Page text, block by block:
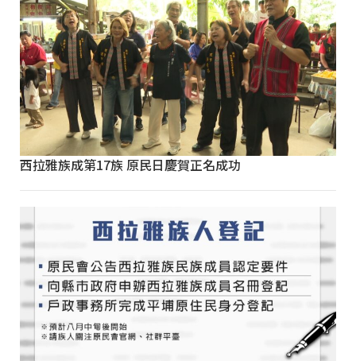
西拉雅族成第17族 原民日慶賀正名成功